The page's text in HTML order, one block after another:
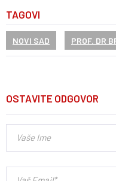
TAGOVI
NOVI SAD PROF. DR
OSTAVITE ODGOVOR